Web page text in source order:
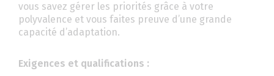
vous savez gérer les priorités grâce à votre
polyvalence et vous faites preuve d’une grande
capacité d’adaptation.
Exigences et qualifications :